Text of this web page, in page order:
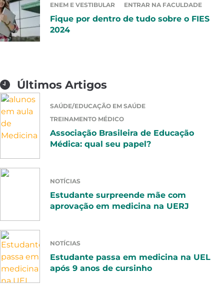
ENEM E VESTIBULAR ENTRAR NA FACULDADE
Fique por dentro de tudo sobre o FIES
2024
Últimos Artigos
SAÚDE/EDUCAÇÃO EM SAÚDE
TREINAMENTO MÉDICO
Associação Brasileira de Educação
Médica: qual seu papel?
NOTÍCIAS
Estudante surpreende mãe com
aprovação em medicina na UERJ
NOTÍCIAS
Estudante passa em medicina na UEL
após 9 anos de cursinho